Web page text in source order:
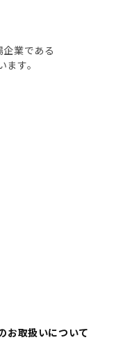
企業である
す。
お取扱いについて